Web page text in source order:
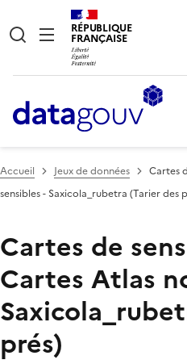
RÉPUBLIQUE
FRANÇAISE
Accueil Jeux de données
Cartes
sensibles - Saxicola_rubetra (Tarier des
Cartes de
Cartes Atlas
prés)